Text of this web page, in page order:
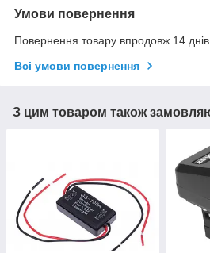
Умови повернення
Повернення товару впродовж 14
Всі умови повернення
З цим товаром також